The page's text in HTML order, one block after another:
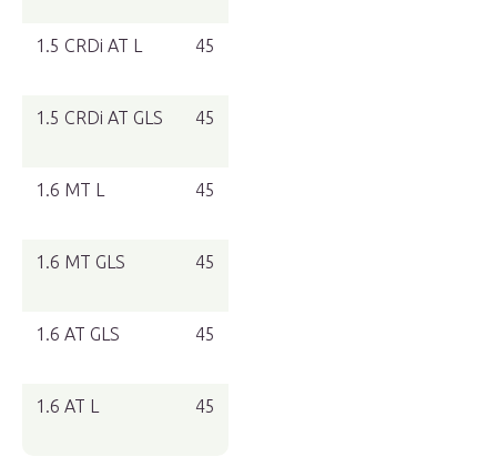
1.5 CRDi AT L 45
1.5 CRDi AT GLS 45
1.6 MT L 45
1.6 MT GLS 45
1.6 AT GLS 45
1.6 AT L 45